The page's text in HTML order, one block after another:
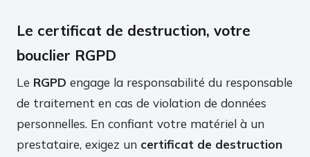
Le certificat de destruction, votre
bouclier RGPD
Le RGPD engage la responsabilité du responsable
de traitement en cas de violation de données
personnelles. En confiant votre matériel à un
prestataire, exigez un certificat de destruction